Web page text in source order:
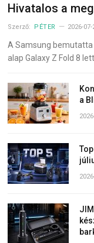
Hivatalos a
Szerző: PÉTER 2026-07-
A Samsung
alap Galaxy Z Fold 8 lett
a